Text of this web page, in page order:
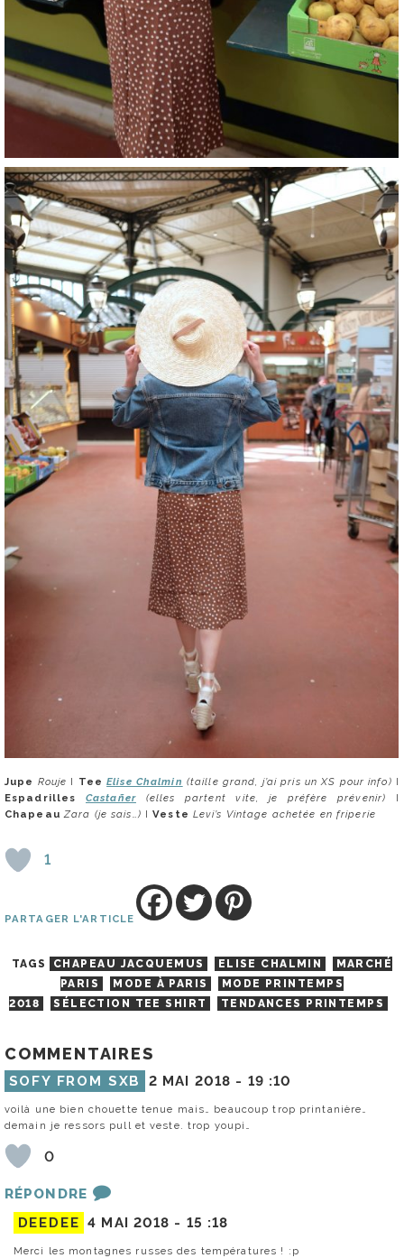
Jupe Rouje I Tee Elise Chalmin (taille grand, j’ai pris un XS pour info) I
Espadrilles
Castañer(elles partent vite, je préfère prévenir) I
Chapeau Zara (je sais…) IVeste Levi’s Vintage achetée en friperie
1
PARTAGER L'ARTICLE
TAGS CHAPEAU JACQUEMUS ELISE CHALMIN
MARCHÉ
PARIS
MODE À PARIS
MODE PRINTEMPS
2018
SÉLECTION TEE SHIRT TENDANCES PRINTEMPS
COMMENTAIRES
SOFY FROM SXB 2 MAI 2018 - 19 :10
voilà une bien chouette tenue mais… beaucoup trop printanière…
demain je ressors pull et veste. trop youpi…
0
RÉPONDRE
DEEDEE 4 MAI 2018 - 15 :18
Merci les montagnes russes des températures ! :p